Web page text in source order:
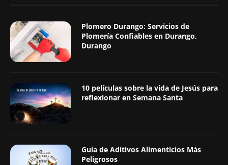
Plomero Durango: Servicios de
Plomería Confiables en Durango,
Durango
10 películas sobre la vida de Jesús para
reflexionar en Semana Santa
Guía de Aditivos Alimenticios Más
Peligrosos